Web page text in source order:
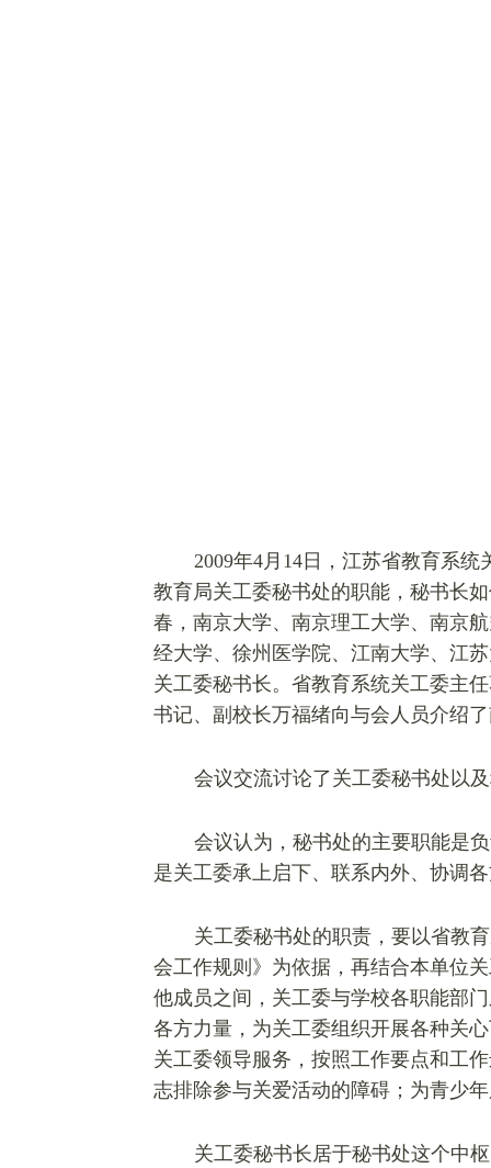
2009年4月14日，江苏省教育系
教育局关工委秘书处的职能，秘书长
春，南京大学、南京理工大学、南京
经大学、徐州医学院、江南大学、江
关工委秘书长。省教育系统关工委主
书记、副校长万福绪向与会人员介绍
会议交流讨论了关工委秘书处以
会议认为，秘书处的主要职能是
是关工委承上启下、联系内外、协调
关工委秘书处的职责，要以省教
会工作规则》为依据，再结合本单位
他成员之间，关工委与学校各职能部
各方力量，为关工委组织开展各种关
关工委领导服务，按照工作要点和工
志排除参与关爱活动的障碍；为青少
关工委秘书长居于秘书处这个中